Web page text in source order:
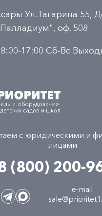
Ул. Гагарина 55,
оф. 508
17:00 Сб-Вс
с юридическими и
лицами
(800) 200-
e-mail: